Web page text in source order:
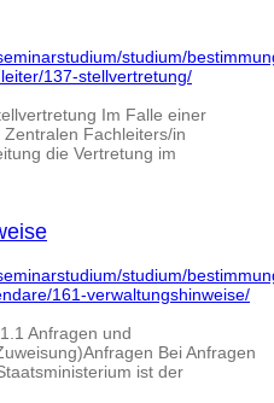
studium/
137-stellvertretung/
Im Falle einer
Fachleiters/in
die Vertretung im
studium/
161-verwaltungshinweise/
Anfragen und
Bei Anfragen
ist der